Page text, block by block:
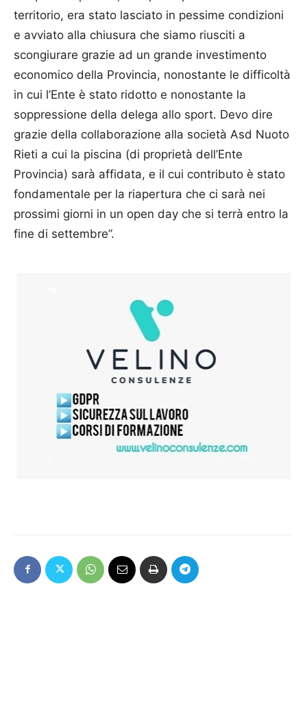
territorio, era stato lasciato in pessime condizioni
e avviato alla chiusura che siamo riusciti a
scongiurare grazie ad un grande investimento
economico della Provincia, nonostante le difficoltà
in cui l’Ente è stato ridotto e nonostante la
soppressione della delega allo sport. Devo dire
grazie della collaborazione alla società Asd Nuoto
Rieti a cui la piscina (di proprietà dell’Ente
Provincia) sarà affidata, e il cui contributo è stato
fondamentale per la riapertura che ci sarà nei
prossimi giorni in un open day che si terrà entro la
fine di settembre”.